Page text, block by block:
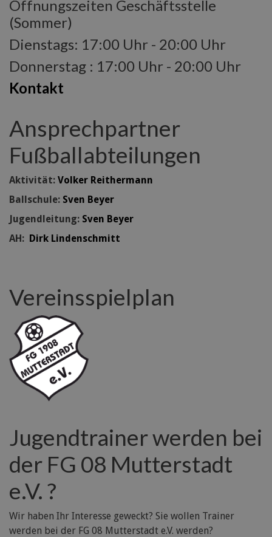
Öffnungszeiten Geschäftsstelle
(Sommer)
Dienstags: 17:00 Uhr - 20:00 Uhr
Donnerstag : 17:00 Uhr - 20:00 Uhr
Kontakt
Ansprechpartner
Fußballabteilungen
Aktivität: Volker Reithermann
Ballschule: Sven Beyer
Jugendleitung: Sven Beyer
AH: Dirk Lindenschmitt
Vereinsspielplan
Jugendtrainer werden bei
der FG 08 Mutterstadt
e.V. ?
Wir haben Ihr Interesse geweckt? Sie wollen Trainer
werden bei der FG 08 Mutterstadt e.V. werden?